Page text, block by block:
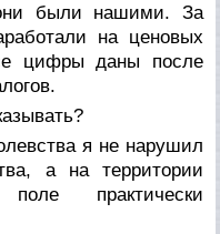
были нашими. За
на ценовых
цифры даны после
я не нарушил
а на территории
практически